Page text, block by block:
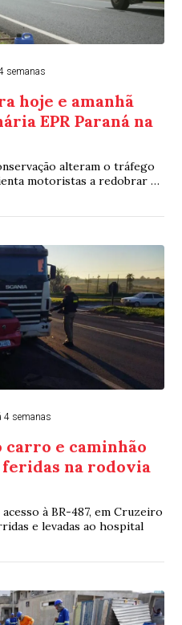
semanas
hoje e amanhã
EPR Paraná na
alteram o tráfego
motoristas a redobrar a
4 semanas
e caminhão
na rodovia
à BR-487, em Cruzeiro
e levadas ao hospital